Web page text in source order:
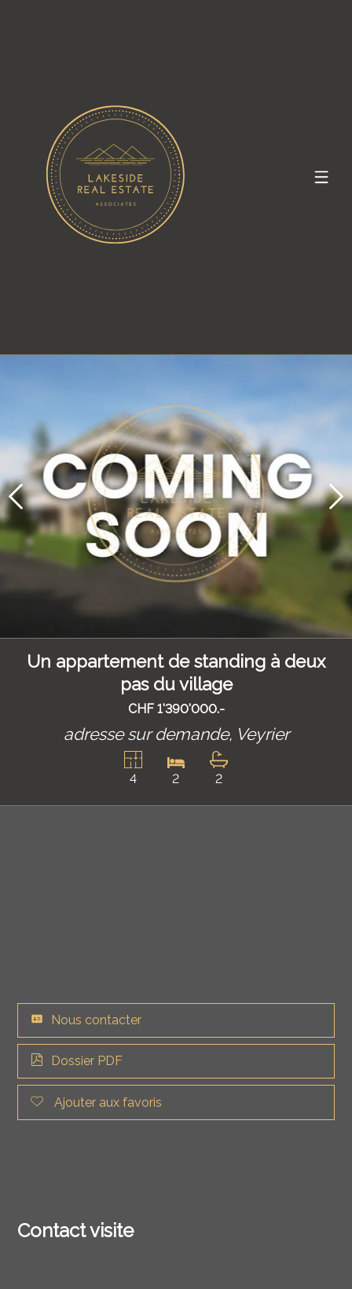
Un appartement de standing à deux
pas du village
CHF 1'390'000.-
adresse sur demande, Veyrier
4 2 2
Nous contacter
Dossier PDF
Ajouter aux favoris
Contact visite